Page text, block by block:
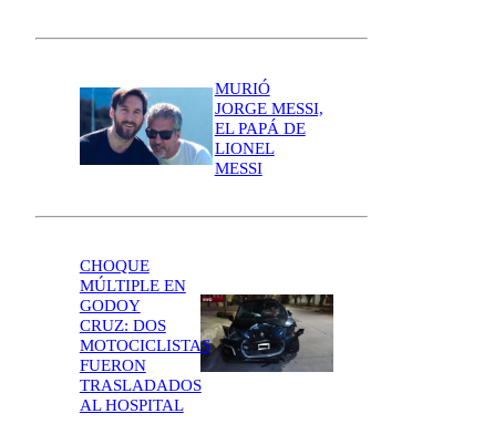
MURIÓ
JORGE MESSI,
EL PAPÁ DE
LIONEL
MESSI
CHOQUE
MÚLTIPLE EN
GODOY
CRUZ: DOS
MOTOCICLISTAS
FUERON
TRASLADADOS
AL HOSPITAL